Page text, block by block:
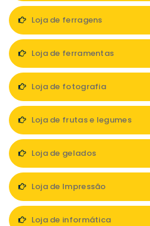
Loja de ferragens
Loja de ferramentas
Loja de fotografia
Loja de frutas e legumes
Loja de gelados
Loja de Impressão
Loja de informática